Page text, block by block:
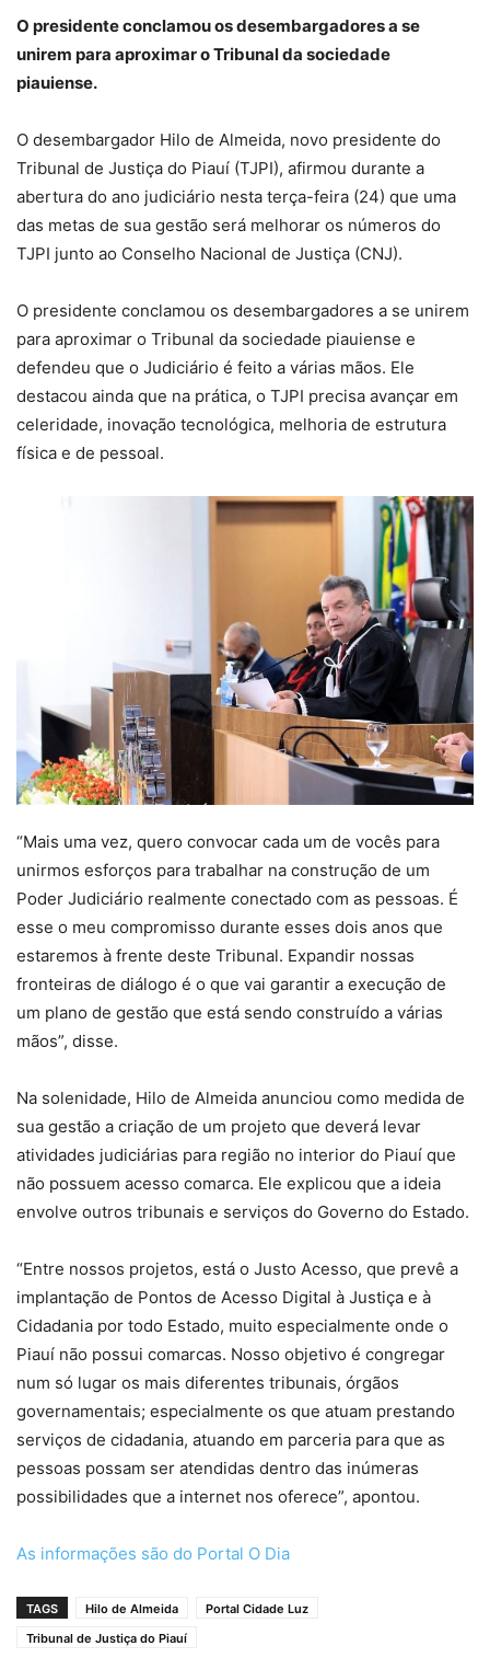
O presidente conclamou os desembargadores a se
unirem para aproximar o Tribunal da sociedade
piauiense.
O desembargador Hilo de Almeida, novo presidente do
Tribunal de Justiça do Piauí (TJPI), afirmou durante a
abertura do ano judiciário nesta terça-feira (24) que uma
das metas de sua gestão será melhorar os números do
TJPI junto ao Conselho Nacional de Justiça (CNJ).
O presidente conclamou os desembargadores a se unirem
para aproximar o Tribunal da sociedade piauiense e
defendeu que o Judiciário é feito a várias mãos. Ele
destacou ainda que na prática, o TJPI precisa avançar em
celeridade, inovação tecnológica, melhoria de estrutura
física e de pessoal.
“Mais uma vez, quero convocar cada um de vocês para
unirmos esforços para trabalhar na construção de um
Poder Judiciário realmente conectado com as pessoas. É
esse o meu compromisso durante esses dois anos que
estaremos à frente deste Tribunal. Expandir nossas
fronteiras de diálogo é o que vai garantir a execução de
um plano de gestão que está sendo construído a várias
mãos”, disse.
Na solenidade, Hilo de Almeida anunciou como medida de
sua gestão a criação de um projeto que deverá levar
atividades judiciárias para região no interior do Piauí que
não possuem acesso comarca. Ele explicou que a ideia
envolve outros tribunais e serviços do Governo do Estado.
“Entre nossos projetos, está o Justo Acesso, que prevê a
implantação de Pontos de Acesso Digital à Justiça e à
Cidadania por todo Estado, muito especialmente onde o
Piauí não possui comarcas. Nosso objetivo é congregar
num só lugar os mais diferentes tribunais, órgãos
governamentais; especialmente os que atuam prestando
serviços de cidadania, atuando em parceria para que as
pessoas possam ser atendidas dentro das inúmeras
possibilidades que a internet nos oferece”, apontou.
As informações são do Portal O Dia
TAGS Hilo de Almeida
Portal Cidade Luz
Tribunal de Justiça do Piauí